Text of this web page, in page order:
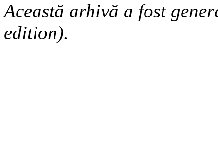
Această arhivă a fost
edition).